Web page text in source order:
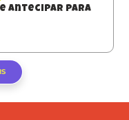
antecipar para